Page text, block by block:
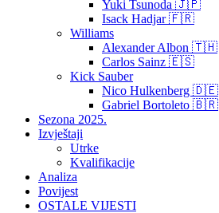
Yuki Tsunoda 🇯🇵
Isack Hadjar 🇫🇷
Williams
Alexander Albon 🇹🇭
Carlos Sainz 🇪🇸
Kick Sauber
Nico Hulkenberg 🇩🇪
Gabriel Bortoleto 🇧🇷
Sezona 2025.
Izvještaji
Utrke
Kvalifikacije
Analiza
Povijest
OSTALE VIJESTI